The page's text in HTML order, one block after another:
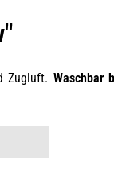
Zugluft. Waschbar